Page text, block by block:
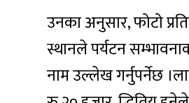
उनका अनुसार, फोटो
स्थानले पर्यटन
नाम उल्लेख गर्नुपर्नेछ